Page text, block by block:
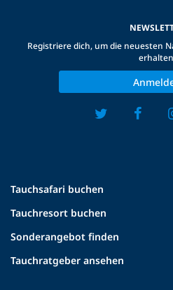
Tauchsafari buchen
Tauchresort buchen
Sonderangebot finden
Tauchratgeber ansehen
Registriere dich, um die neuesten